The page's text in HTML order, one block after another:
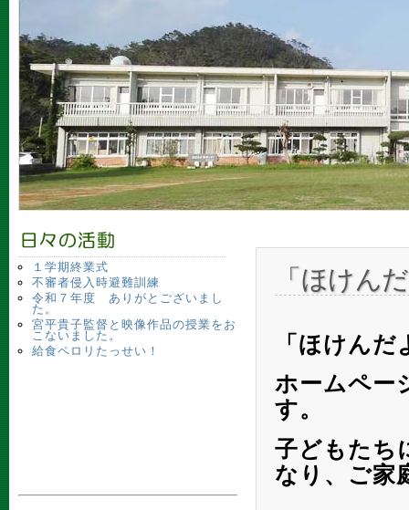
「ほけん
「ほけん
ホームペー
す。
子どもたち
なり、ご家
１学期終業式
不審者侵入時避難訓練
令和７年度 ありがとございまし
た。
宮平貴子監督と映像作品の授業をお
こないました。
給食ペロリたっせい！